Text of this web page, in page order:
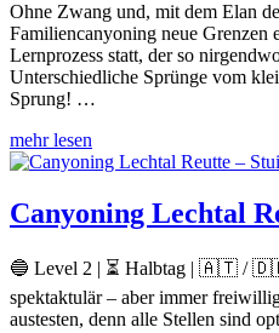
Ohne Zwang und, mit dem Elan
Familiencanyoning neue Grenzen
Lernprozess statt, der so
Unterschiedliche Sprünge vom
Sprung! …
mehr lesen
Canyoning Lechtal
🔵 Level 2 | ⏳ Halbtag | 🇦🇹 /
spektaktulär – aber immer
austesten, denn alle Stellen sind